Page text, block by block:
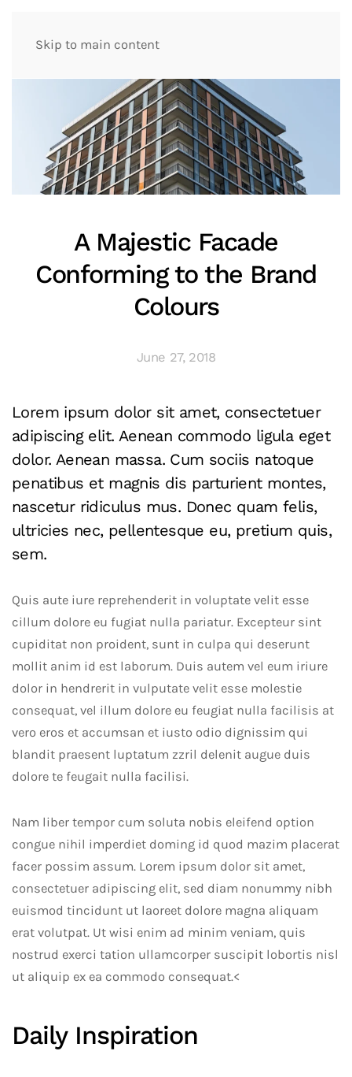
Skip to main content
A Majestic Facade
Conforming to the Brand
Colours
June 27, 2018
Lorem ipsum dolor sit amet, consectetuer
adipiscing elit. Aenean commodo ligula eget
dolor. Aenean massa. Cum sociis natoque
penatibus et magnis dis parturient montes,
nascetur ridiculus mus. Donec quam felis,
ultricies nec, pellentesque eu, pretium quis,
sem.
Quis aute iure reprehenderit in voluptate velit esse
cillum dolore eu fugiat nulla pariatur. Excepteur sint
cupiditat non proident, sunt in culpa qui deserunt
mollit anim id est laborum. Duis autem vel eum iriure
dolor in hendrerit in vulputate velit esse molestie
consequat, vel illum dolore eu feugiat nulla facilisis at
vero eros et accumsan et iusto odio dignissim qui
blandit praesent luptatum zzril delenit augue duis
dolore te feugait nulla facilisi.
Nam liber tempor cum soluta nobis eleifend option
congue nihil imperdiet doming id quod mazim placerat
facer possim assum. Lorem ipsum dolor sit amet,
consectetuer adipiscing elit, sed diam nonummy nibh
euismod tincidunt ut laoreet dolore magna aliquam
erat volutpat. Ut wisi enim ad minim veniam, quis
nostrud exerci tation ullamcorper suscipit lobortis nisl
ut aliquip ex ea commodo consequat.<
Daily Inspiration